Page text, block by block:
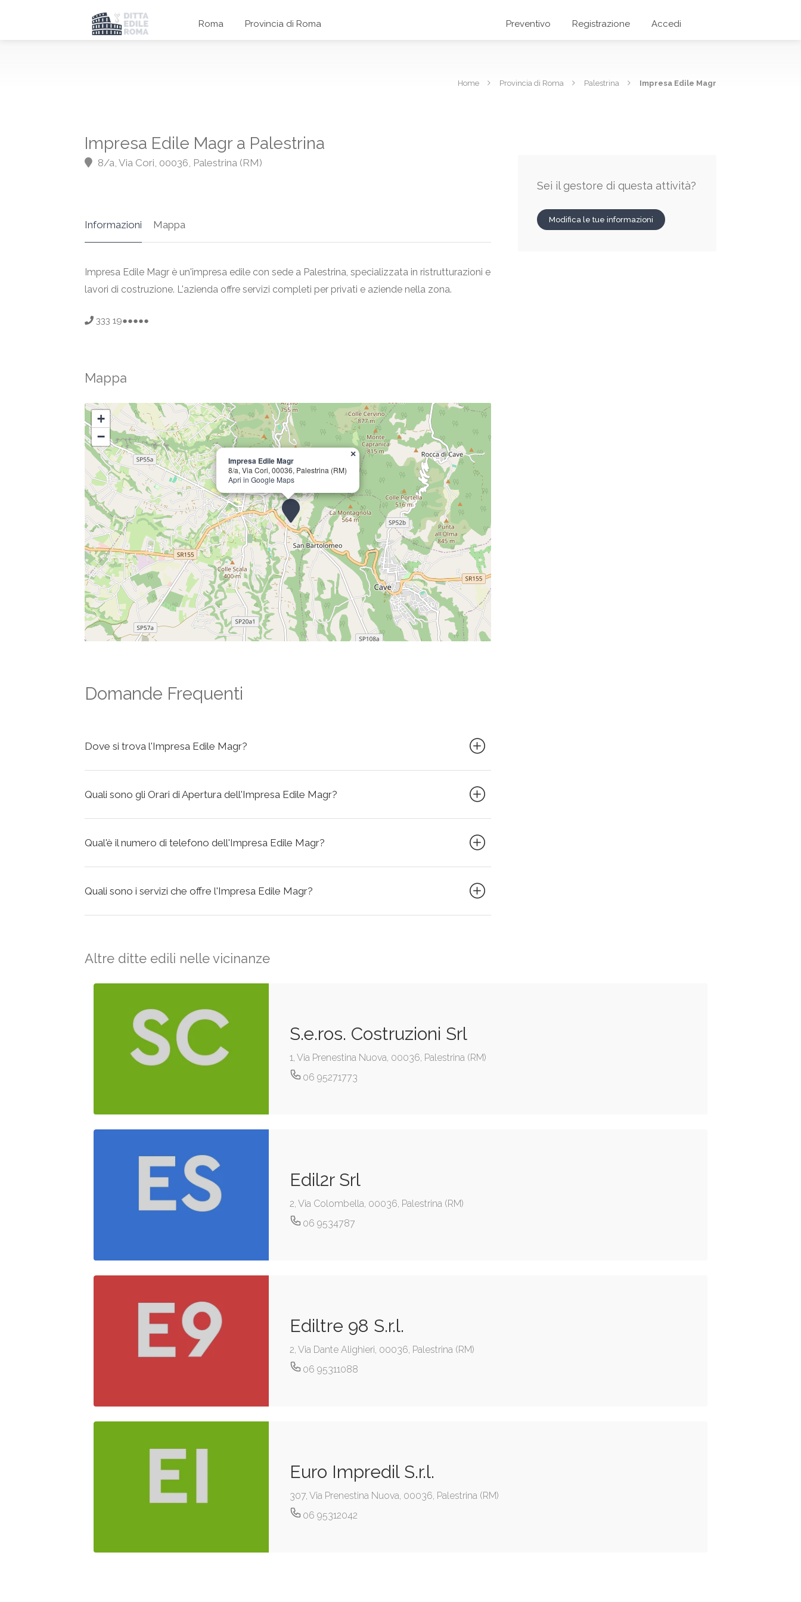
Roma Provincia di Roma Preventivo Registrazione Accedi
Home Provincia di Roma Palestrina Impresa Edile Magr
Impresa Edile Magr a Palestrina
8/a, Via Cori, 00036, Palestrina (RM)
Informazioni Mappa
Impresa Edile Magr è un'impresa edile con sede a Palestrina, specializzata in ristrutturazioni e
lavori di costruzione. L'azienda offre servizi completi per privati e aziende nella zona.
333 19●●●●●
Mappa
Impresa Edile Magr
8/a, Via Cori, 00036, Palestrina (RM)
Apri in Google Maps
×
+
−
Domande Frequenti
Dove si trova l'Impresa Edile Magr?
Quali sono gli Orari di Apertura dell'Impresa Edile Magr?
Qual'è il numero di telefono dell'Impresa Edile Magr?
Quali sono i servizi che offre l'Impresa Edile Magr?
Sei il gestore di questa attività?
Modifica le tue informazioni
Altre ditte edili nelle vicinanze
S.e.ros. Costruzioni Srl
1, Via Prenestina Nuova, 00036, Palestrina (RM)
06 95271773
Edil2r Srl
2, Via Colombella, 00036, Palestrina (RM)
06 9534787
Ediltre 98 S.r.l.
2, Via Dante Alighieri, 00036, Palestrina (RM)
06 95311088
Euro Impredil S.r.l.
307, Via Prenestina Nuova, 00036, Palestrina (RM)
06 95312042